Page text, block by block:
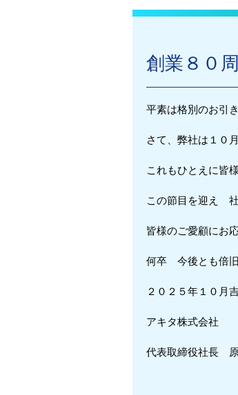
創業８０
平素は格別のお引
さて、弊社は１０
これもひとえに皆
この節目を迎え
皆様のご愛顧にお
何卒 今後とも倍旧
２０２５年１０月
アキタ株式会社
代表取締役社長